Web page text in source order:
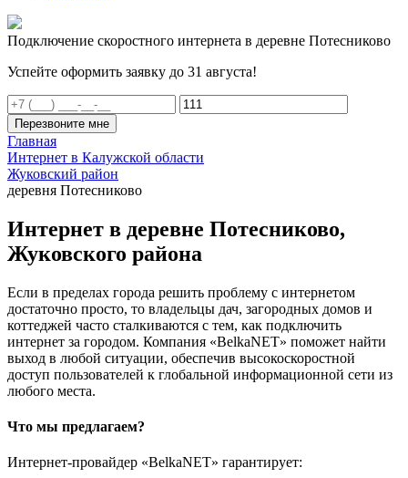
Подключение скоростного интернета в деревне Потесниково
Успейте оформить заявку до 31 августа!
Перезвоните мне
Главная
Интернет в Калужской области
Жуковский район
деревня Потесниково
Интернет в деревне Потесниково,
Жуковского района
Если в пределах города решить проблему с интернетом
достаточно просто, то владельцы дач, загородных домов и
коттеджей часто сталкиваются с тем, как подключить
интернет за городом. Компания «BelkaNET» поможет найти
выход в любой ситуации, обеспечив высокоскоростной
доступ пользователей к глобальной информационной сети из
любого места.
Что мы предлагаем?
Интернет-провайдер «BelkaNET» гарантирует: